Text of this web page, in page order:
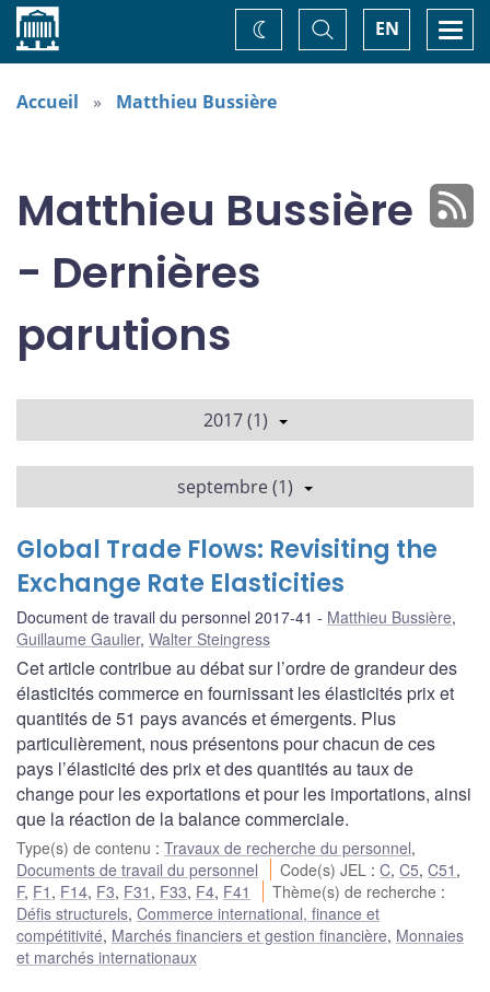
Accueil EN
Basculer
la
recherche
Changez
de
Accueil Matthieu Bussière
Matthieu Bussière
- Dernières
parutions
2017 (1)
septembre (1)
Global Trade Flows: Revisiting the
Exchange Rate Elasticities
Document de travail du personnel 2017-41 Matthieu Bussière,
Guillaume Gaulier, Walter Steingress
Cet article contribue au débat sur l’ordre de grandeur des
élasticités commerce en fournissant les élasticités prix et
quantités de 51 pays avancés et émergents. Plus
particulièrement, nous présentons pour chacun de ces
pays l’élasticité des prix et des quantités au taux de
change pour les exportations et pour les importations, ainsi
que la réaction de la balance commerciale.
Type(s) de contenu : Travaux de recherche du personnel,
Documents de travail du personnel
Code(s) JEL :C,C5,C51 ,
F, F1 , F14, F3, F31 , F33, F4, F41 Thème(s) de recherche :
Défis structurels, Commerce international, finance et
compétitivité, Marchés financiers et gestion financière, Monnaies
et marchés internationaux